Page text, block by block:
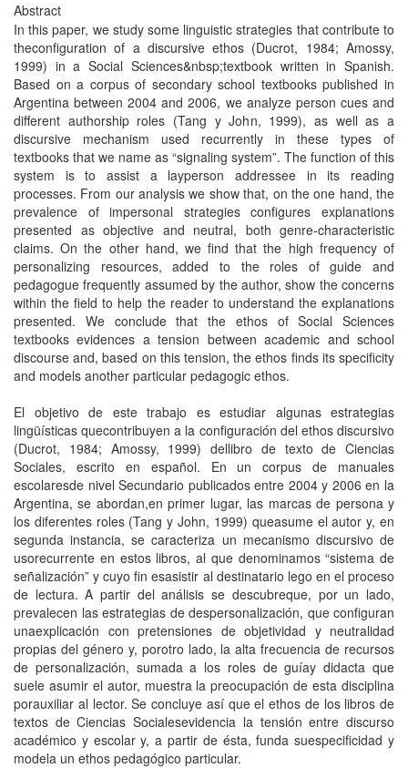
Abstract
In this paper, we study some linguistic strategies that contribute to
theconfiguration of a discursive ethos (Ducrot, 1984; Amossy,
1999) in a Social Sciences&nbsp;textbook written in Spanish.
Based on a corpus of secondary school textbooks published in
Argentina between 2004 and 2006, we analyze person cues and
different authorship roles (Tang y John, 1999), as well as a
discursive mechanism used recurrently in these types of
textbooks that we name as “signaling system”. The function of this
system is to assist a layperson addressee in its reading
processes. From our analysis we show that, on the one hand, the
prevalence of impersonal strategies configures explanations
presented as objective and neutral, both genre-characteristic
claims. On the other hand, we find that the high frequency of
personalizing resources, added to the roles of guide and
pedagogue frequently assumed by the author, show the concerns
within the field to help the reader to understand the explanations
presented. We conclude that the ethos of Social Sciences
textbooks evidences a tension between academic and school
discourse and, based on this tension, the ethos finds its specificity
and models another particular pedagogic ethos.
El objetivo de este trabajo es estudiar algunas estrategias
lingüísticas quecontribuyen a la configuración del ethos discursivo
(Ducrot, 1984; Amossy, 1999) dellibro de texto de Ciencias
Sociales, escrito en español. En un corpus de manuales
escolaresde nivel Secundario publicados entre 2004 y 2006 en la
Argentina, se abordan,en primer lugar, las marcas de persona y
los diferentes roles (Tang y John, 1999) queasume el autor y, en
segunda instancia, se caracteriza un mecanismo discursivo de
usorecurrente en estos libros, al que denominamos “sistema de
señalización” y cuyo fin esasistir al destinatario lego en el proceso
de lectura. A partir del análisis se descubreque, por un lado,
prevalecen las estrategias de despersonalización, que configuran
unaexplicación con pretensiones de objetividad y neutralidad
propias del género y, porotro lado, la alta frecuencia de recursos
de personalización, sumada a los roles de guíay didacta que
suele asumir el autor, muestra la preocupación de esta disciplina
porauxiliar al lector. Se concluye así que el ethos de los libros de
textos de Ciencias Socialesevidencia la tensión entre discurso
académico y escolar y, a partir de ésta, funda suespecificidad y
modela un ethos pedagógico particular.